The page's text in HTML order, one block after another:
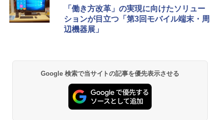
「働き方改革」の実現に向けたソリュー
ションが目立つ「第3回モバイル端末・周
辺機器展」
Google 検索で当サイトの記事を優先表示させる